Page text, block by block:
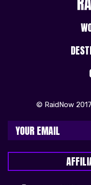
© RaidNow